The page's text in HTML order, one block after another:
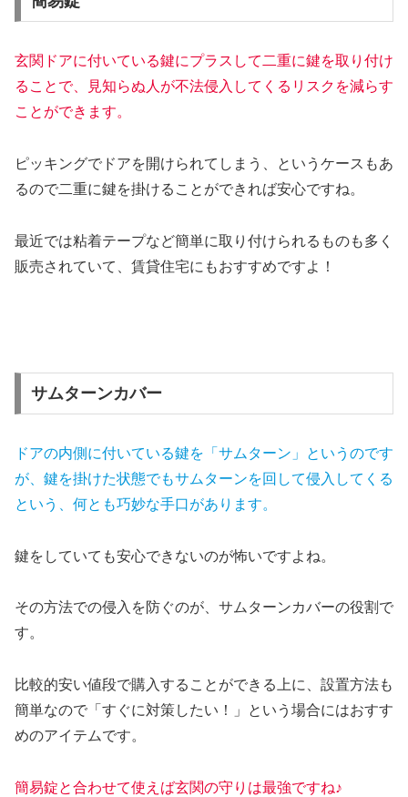
玄関ドアに付いている鍵にプラスして二重に鍵を取り付け
ることで、見知らぬ人が不法侵入してくるリスクを減らす
ことができます。
ピッキングでドアを開けられてしまう、というケースもあ
るので二重に鍵を掛けることができれば安心ですね。
最近では粘着テープなど簡単に取り付けられるものも多く
販売されていて、賃貸住宅にもおすすめですよ！
サムターンカバー
ドアの内側に付いている鍵を「サムターン」というのです
が、鍵を掛けた状態でもサムターンを回して侵入してくる
という、何とも巧妙な手口があります。
鍵をしていても安心できないのが怖いですよね。
その方法での侵入を防ぐのが、サムターンカバーの役割で
す。
比較的安い値段で購入することができる上に、設置方法も
簡単なので「すぐに対策したい！」という場合にはおすす
めのアイテムです。
簡易錠と合わせて使えば玄関の守りは最強ですね♪